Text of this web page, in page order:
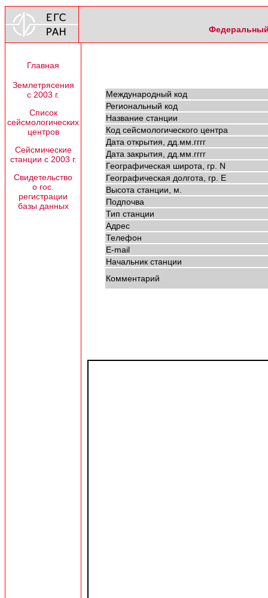
Федеральный
Главная
Землетрясения
с 2003 г.
Список
сейсмологических
центров
Сейсмические
станции с 2003 г.
Свидетельство
о гос.
регистрации
базы данных
Международный код
Региональный код
Название станции
Код сейсмологического центра
Дата открытия, дд.мм.гггг
Дата закрытия, дд.мм.гггг
Географическая широта, гр. N
Географическая долгота, гр. E
Высота станции, м.
Подпочва
Тип станции
Адрес
Телефон
E-mail
Начальник станции
Комментарий